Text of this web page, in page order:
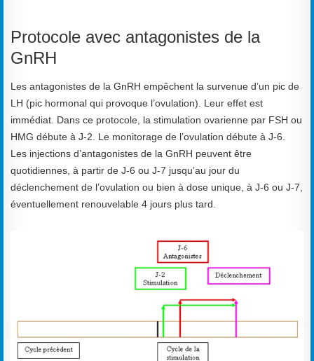
Protocole avec antagonistes de la
GnRH
Les antagonistes de la GnRH empêchent la survenue d’un pic de
LH (pic hormonal qui provoque l’ovulation). Leur effet est
immédiat. Dans ce protocole, la stimulation ovarienne par FSH ou
HMG débute à J-2. Le monitorage de l’ovulation débute à J-6.
Les injections d’antagonistes de la GnRH peuvent être
quotidiennes, à partir de J-6 ou J-7 jusqu’au jour du
déclenchement de l’ovulation ou bien à dose unique, à J-6 ou J-7,
éventuellement renouvelable 4 jours plus tard.